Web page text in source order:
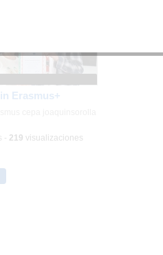
Erasmus+
- 219 visualizaciones